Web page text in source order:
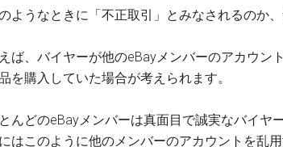
ようなときに「不正取引」とみなされるのか、
ば、バイヤーが他のeBayメンバーのアカウン
を購入していた場合が考えられます。
んどのeBayメンバーは真面目で誠実なバイヤ
はこのように他のメンバーのアカウントを乱